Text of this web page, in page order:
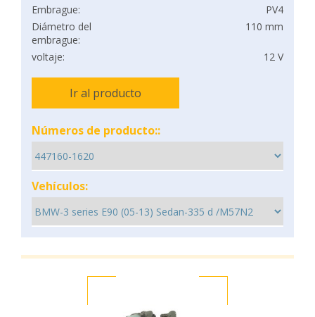
Embrague:
PV4
Diámetro del
embrague:
110 mm
voltaje: 12 V
Ir al producto
Números de producto::
Vehículos: